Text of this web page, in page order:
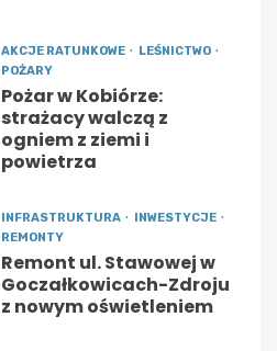
AKCJE RATUNKOWE
LEŚNICTWO
POŻARY
Pożar w Kobiórze:
strażacy walczą z
ogniem z ziemi i
powietrza
INFRASTRUKTURA
INWESTYCJE
REMONTY
Remont ul. Stawowej w
Goczałkowicach-Zdroju
z nowym oświetleniem